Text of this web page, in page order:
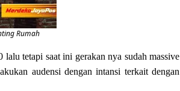
Rumah
tetapi saat ini gerakan nya sudah massive
audensi dengan intansi terkait dengan